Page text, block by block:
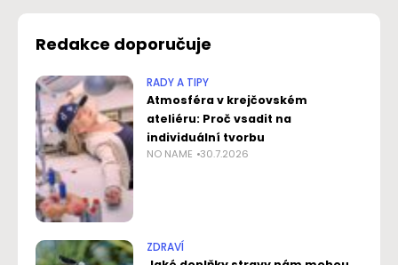
Redakce doporučuje
RADY A TIPY
Atmosféra v krejčovském
ateliéru: Proč vsadit na
individuální tvorbu
NO NAME 30.7.2026
ZDRAVÍ